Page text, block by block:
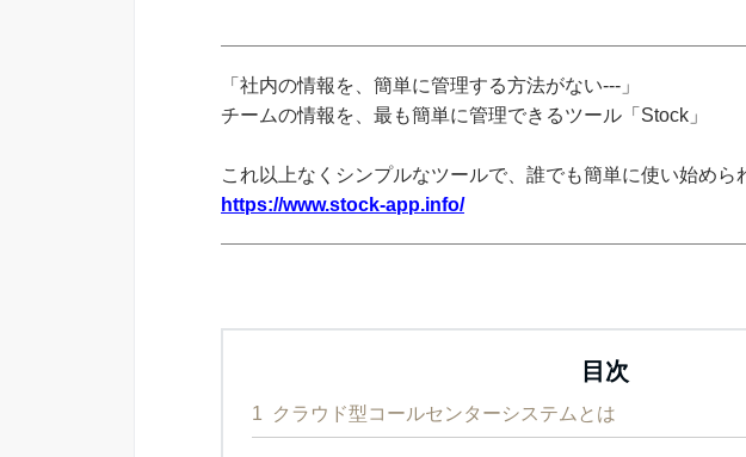
「社内の情報を、簡単に管理する方法がない---」
チームの情報を、最も簡単に管理できるツール「Stock」
これ以上なくシンプルなツールで、誰でも簡単に使い始めら
https://www.stock-app.info/
目次
1 クラウド型コールセンターシステムとは